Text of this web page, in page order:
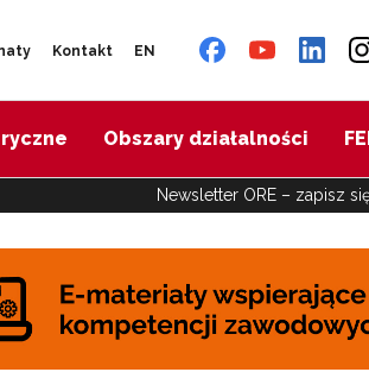
Kontakt EN
Obszary działalności
Newsletter ORE – zapisz
skoordynowanego systemu pomocy